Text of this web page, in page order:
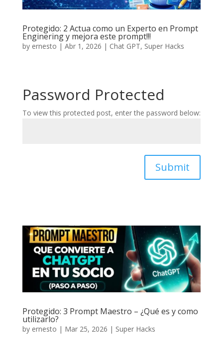
Protegido: 2 Actua como un Experto en Prompt
Enginering y mejora este prompt!!!
by ernesto | Abr 1, 2026 | Chat GPT, Super Hacks
Password Protected
To view this protected post, enter the password below:
Submit
Protegido: 3 Prompt Maestro – ¿Qué es y como
utilizarlo?
by ernesto | Mar 25, 2026 | Super Hacks